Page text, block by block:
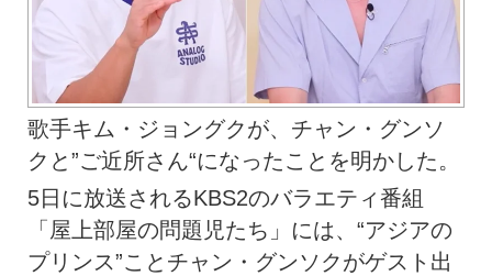
歌手キム・ジョングクが、チャン・グンソ
クと”ご近所さん“になったことを明かした。
5日に放送されるKBS2のバラエティ番組
「屋上部屋の問題児たち」には、“アジアの
プリンス”ことチャン・グンソクがゲスト出